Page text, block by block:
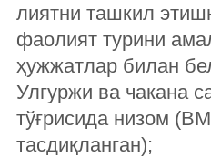
лиятни ташкил
фаолият турини
ҳужжатлар билан
Улгуржи ва чакана
тўғрисида низом
тасдиқланган);